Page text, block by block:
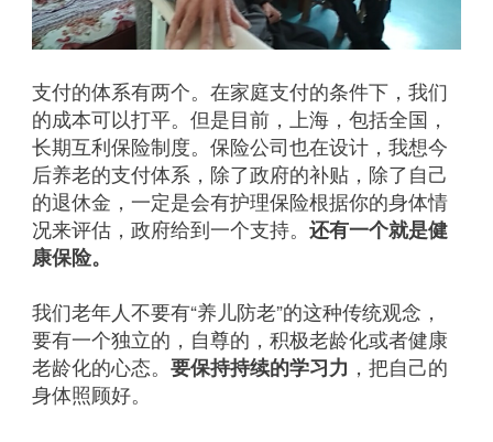
支付的体系有两个。在家庭支付的条件下，我们
的成本可以打平。但是目前，上海，包括全国，
长期互利保险制度。保险公司也在设计，我想今
后养老的支付体系，除了政府的补贴，除了自己
的退休金，一定是会有护理保险根据你的身体情
况来评估，政府给到一个支持。还有一个就是健
康保险。
我们老年人不要有“养儿防老”的这种传统观念，
要有一个独立的，自尊的，积极老龄化或者健康
老龄化的心态。要保持持续的学习力 ，把自己的
身体照顾好。